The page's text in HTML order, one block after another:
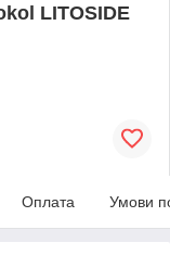
LITOSIDE
Оплата Умови